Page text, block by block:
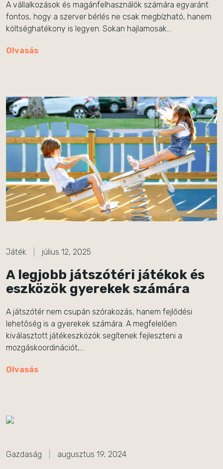
A vállalkozások és magánfelhasználók számára egyaránt
fontos, hogy a szerver bérlés ne csak megbízható, hanem
költséghatékony is legyen. Sokan hajlamosak…
Olvasás
Játék július 12, 2025
A legjobb játszótéri játékok és
eszközök gyerekek számára
A játszótér nem csupán szórakozás, hanem fejlődési
lehetőség is a gyerekek számára. A megfelelően
kiválasztott játékeszközök segítenek fejleszteni a
mozgáskoordinációt,…
Olvasás
Gazdaság augusztus 19, 2024